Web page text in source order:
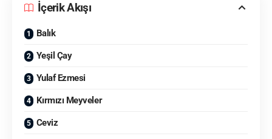
İçerik Akışı
Balık
Yeşil Çay
Yulaf Ezmesi
Kırmızı Meyveler
Ceviz